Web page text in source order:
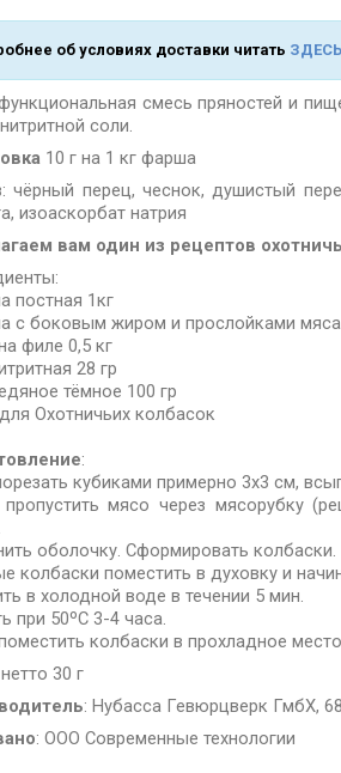
об условиях доставки читать ЗДЕСЬ
смесь пряностей и
соли.
10 г на 1 кг фарша
чёрный перец, чеснок, душистый
изоаскорбат натрия
вам один из рецептов
постная 1кг
с боковым жиром и прослойками мяса
филе 0,5 кг
28 гр
тёмное 100 гр
Охотничьих колбасок
:
кубиками примерно 3х3 см,
мясо через мясорубку
оболочку. Сформировать колбаски.
колбаски поместить в духовку и
в холодной воде в течении 5 мин.
при 50ºС 3-4 часа.
колбаски в прохладное
30 г
: Нубасса Гевюрцверк ГмбХ,
: ООО Современные технологии